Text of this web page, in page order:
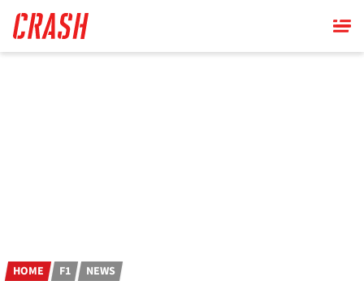
main
content
HOME F1 NEWS